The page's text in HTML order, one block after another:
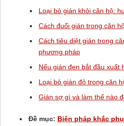
Loại bỏ gián khỏi căn hộ:
Cách đuổi gián trong căn
Cách tiêu diệt gián trong
phương pháp
Nếu gián đen bắt đầu xuất
Loại bỏ gián đỏ trong căn
Gián sợ gì và làm thế nào
Đề mục: Biện pháp khắc